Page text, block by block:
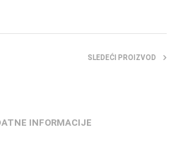
SLEDEĆI PROIZVOD
INFORMACIJE